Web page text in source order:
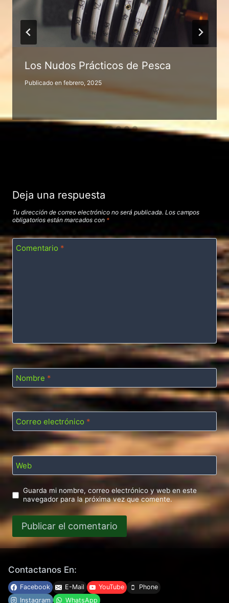
Los Nudos Prácticos de Pesca
Publicado en febrero, 2025
Deja una respuesta
Tu dirección de correo electrónico no será publicada. Los campos
obligatorios están marcados con *
Comentario *
Nombre *
Correo electrónico *
Web
Guarda mi nombre, correo electrónico y web en este
navegador para la próxima vez que comente.
Contactanos En:
Facebook E-Mail YouTube
Phone
Instagram
WhatsApp